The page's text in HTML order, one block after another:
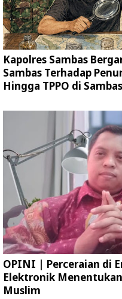
Kapolres Sambas
Sambas Terhadap
Hingga TPPO di Sambas
OPINI | Perceraian di
Elektronik
Muslim